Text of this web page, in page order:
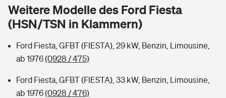
Wer versichert was: Jetzt Versicherer finden
Sie haben Fragen?
Musikinstrumentenversicherung
Zur Übersicht
Rentenrechner: Wie viel Geld bekomme ich im Alter?
Weitere Modelle des Ford Fiesta
(HSN/TSN in Klammern)
Ford Fiesta, GFBT (FIESTA), 29 kW, Benzin, Limousine,
ab 1976(0928 / 475)
Ford Fiesta, GFBT (FIESTA), 33 kW, Benzin, Limousine,
ab 1976(0928 / 476)